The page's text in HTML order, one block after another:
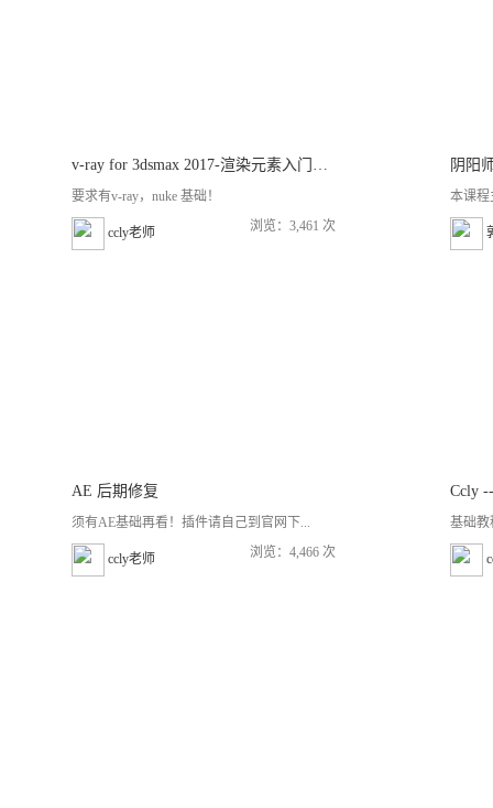
v-ray for 3dsmax 2017-渲染元素入门学习
要求有v-ray，nuke 基础！
ccly老师 浏览：3,461 次
阴阳
本课程
AE 后期修复
须有AE基础再看！插件请自己到官网下...
ccly老师 浏览：4,466 次
Ccly
基础教